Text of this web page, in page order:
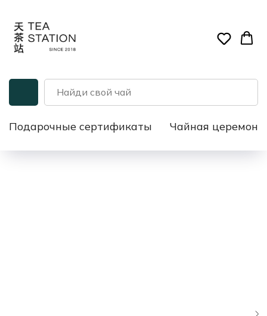
Подарочные сертификаты Чайная